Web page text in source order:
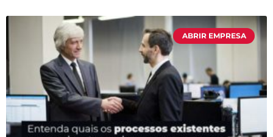
ABRIR EMPRESA